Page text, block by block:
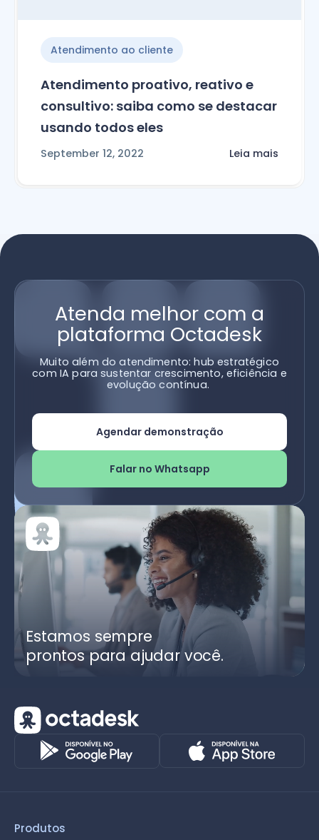
Atendimento ao cliente
Atendimento proativo, reativo e
consultivo: saiba como se destacar
usando todos eles
September 12, 2022 Leia mais
Atenda melhor com a
plataforma Octadesk
Muito além do atendimento: hub estratégico
com IA para sustentar crescimento, eficiência e
evolução contínua.
Agendar demonstração
Falar no Whatsapp
Estamos sempre
prontos para ajudar você.
Produtos